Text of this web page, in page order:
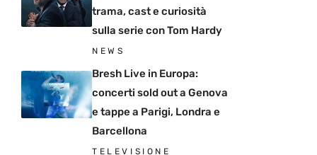
trama, cast e curiosità
sulla serie con Tom Hardy
NEWS
Bresh Live in Europa:
concerti sold out a Genova
e tappe a Parigi, Londra e
Barcellona
TELEVISIONE